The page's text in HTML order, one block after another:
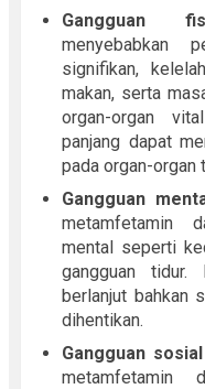
Gangguan
menyebabkan
signifikan,
makan, serta
organ-organ
panjang dapat
pada organ-organ
Gangguan
metamfetamin
mental seperti
gangguan
berlanjut bahkan
dihentikan.
Gangguan
metamfetamin